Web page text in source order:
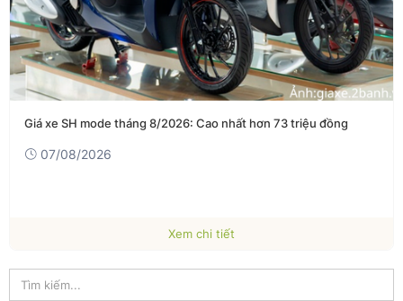
Giá xe SH mode tháng 8/2026: Cao nhất hơn 73 triệu đồng
07/08/2026
Xem chi tiết